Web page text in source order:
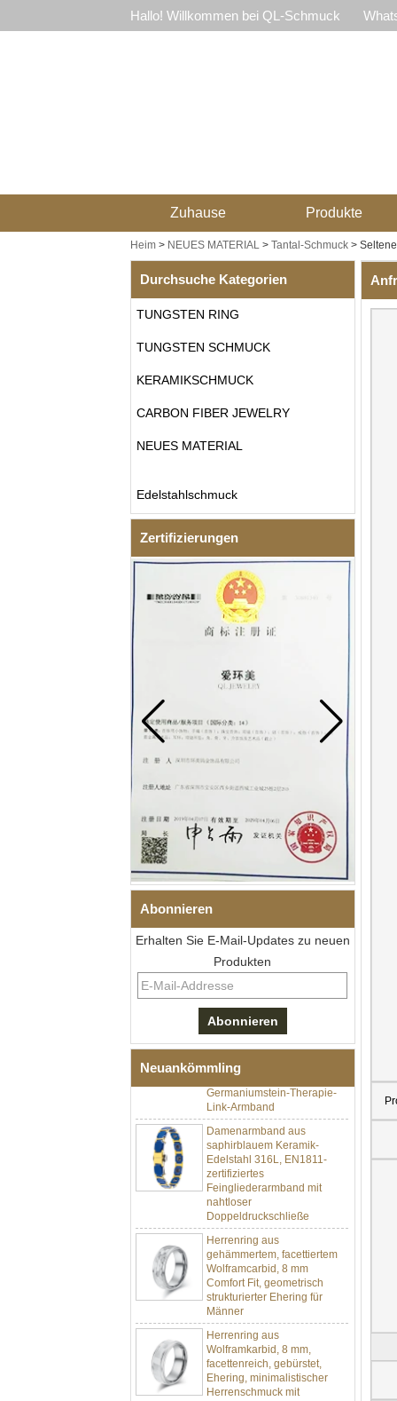
Hallo! Willkommen bei QL-Schmuck
Zuhause Produkte
Heim> NEUES MATERIAL> Tantal-Schmuck>
Durchsuche Kategorien
TUNGSTEN RING
TUNGSTEN SCHMUCK
KERAMIKSCHMUCK
CARBON FIBER JEWELRY
NEUES MATERIAL
Edelstahlschmuck
Zertifizierungen
Abonnieren
Erhalten Sie E-Mail-Updates zu neuen
Produkten
Neuankömmling
schwarzem Zirkonoxid-
Keramik-Edelstahl 304,
316L-Doppeldruck-
Faltschließe, eingebettetes
Magnet- und
Link-Armband
Damenarmband aus
saphirblauem Keramik-
Edelstahl 316L, EN1811-
zertifiziertes
Feingliederarmband mit
nahtloser
Doppeldruckschließe
Herrenring aus
gehämmertem, facettiertem
Wolframcarbid, 8 mm
Comfort Fit, geometrisch
strukturierter Ehering für
Männer
Herrenring aus
Wolframkarbid, 8 mm,
facettenreich, gebürstet,
Ehering, minimalistischer
Herrenschmuck mit
geometrischem Schnitt